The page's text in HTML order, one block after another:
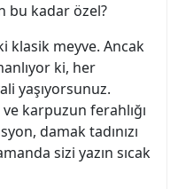
bu kadar özel?
klasik meyve. Ancak
ki, her
yaşıyorsunuz.
karpuzun ferahlığı
damak tadınızı
sizi yazın sıcak